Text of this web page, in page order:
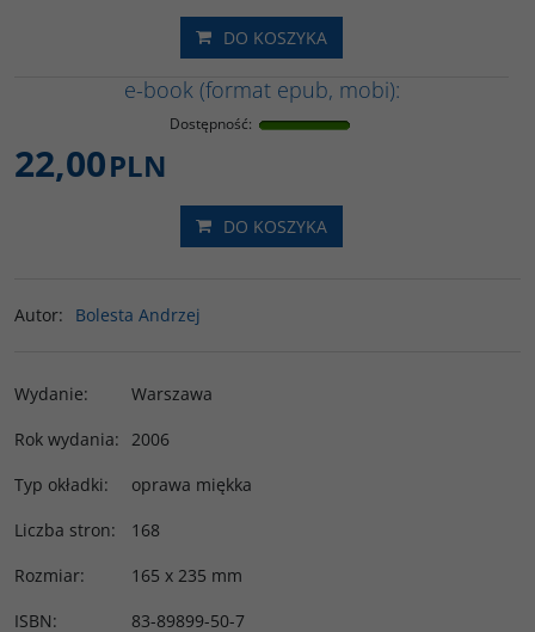
DO KOSZYKA
e-book (format epub, mobi):
Dostępność:
22,00PLN
DO KOSZYKA
Autor: Bolesta Andrzej
Wydanie:
Warszawa
Rok wydania: 2006
Typ okładki:
oprawa miękka
Liczba stron:
168
Rozmiar:
165 x 235 mm
ISBN: 83-89899-50-7